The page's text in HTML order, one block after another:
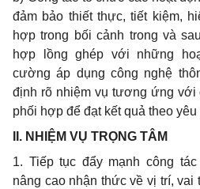
đảm bảo thiết thực, tiết kiệm,
hợp trong bối cảnh trong và
hợp lồng ghép với những
cường áp dụng công nghệ
định rõ nhiệm vụ tương ứng với
phối hợp để đạt kết quả theo yêu
II. NHIỆM VỤ TRỌNG TÂM
1. Tiếp tục đẩy mạnh công
nâng cao nhận thức về vị trí, vai